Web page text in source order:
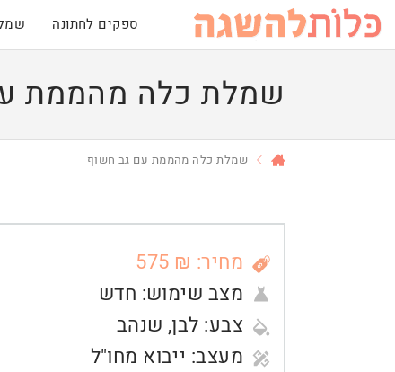
ספקים לחתונה
שמלת כלה מהממת
שמלת כלה מהממת עם גב חשוף
מחיר: ₪ 575
מצב שימוש: חדש
צבע: לבן, שנהב
מעצב: ייבוא מחו"ל